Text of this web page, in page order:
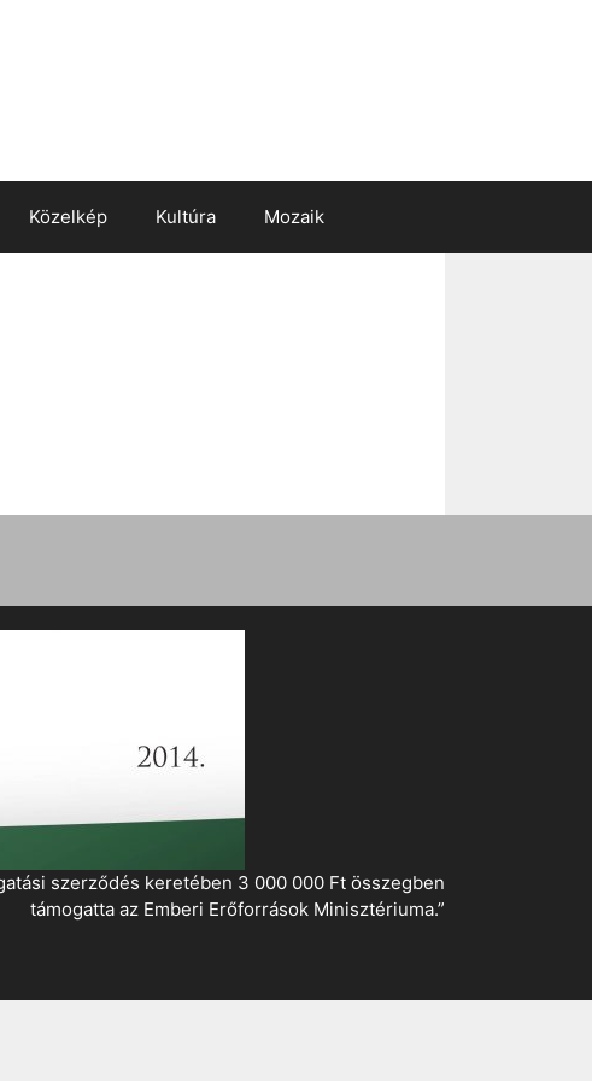
Közelkép Kultúra Mozaik
szerződés keretében 3 000 000 Ft összegben
támogatta az Emberi Erőforrások Minisztériuma.”